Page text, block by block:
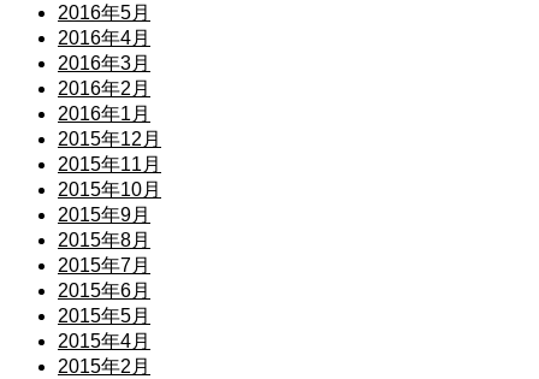
2016年5月
2016年4月
2016年3月
2016年2月
2016年1月
2015年12月
2015年11月
2015年10月
2015年9月
2015年8月
2015年7月
2015年6月
2015年5月
2015年4月
2015年2月